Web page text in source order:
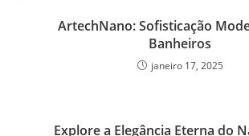
ArtechNano: Sofisticação
Banheiros
janeiro 17, 2025
Explore a Elegância Eterna do